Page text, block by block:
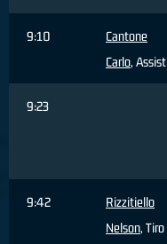
9:10
Cantone
Carlo, Assist
9:23
9:42
Rizzitiello
Nelson, Tiro